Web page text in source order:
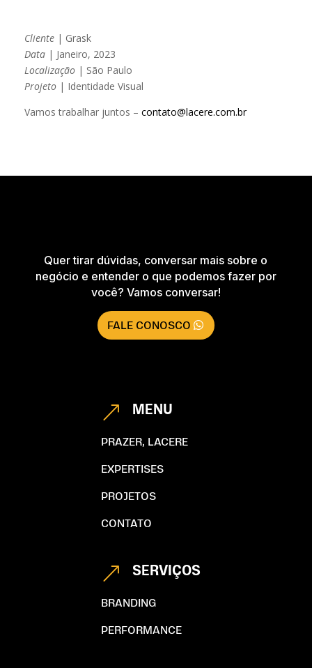
Cliente | Grask
Data | Janeiro, 2023
Localização | São Paulo
Projeto | Identidade Visual
Vamos trabalhar juntos – contato@lacere.com.br
Quer tirar dúvidas, conversar mais sobre o
negócio e entender o que podemos fazer por
você? Vamos conversar!
FALE CONOSCO
& MENU
PRAZER, LACERE
EXPERTISES
PROJETOS
CONTATO
& SERVIÇOS
BRANDING
PERFORMANCE